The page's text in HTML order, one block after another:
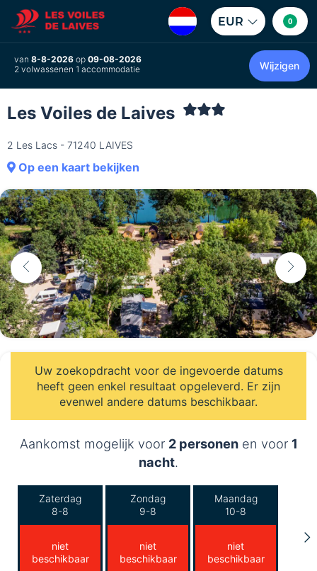
EUR 0
van 8-8-2026 op 09-08-2026
2 volwassenen 1 accommodatie
Wijzigen
Les Voiles de Laives
2 Les Lacs - 71240 LAIVES
Op een kaart bekijken
Uw zoekopdracht voor de ingevoerde datums
heeft geen enkel resultaat opgeleverd. Er zijn
evenwel andere datums beschikbaar.
Aankomst mogelijk voor 2 personenen voor 1
nacht.
Zaterdag
8-8
niet
beschikbaar
Zondag
9-8
niet
beschikbaar
Maandag
10-8
niet
beschikbaar